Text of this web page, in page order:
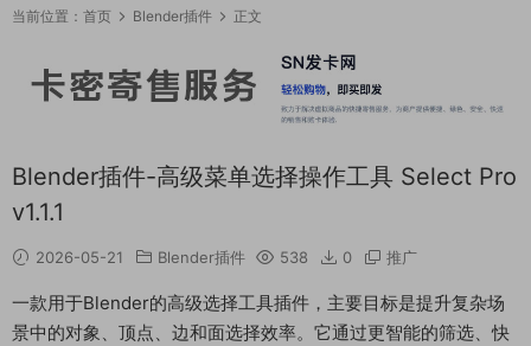
当前位置： 首页 Blender插件 正文
Blender插件-高级菜单选择操作工具 Select Pro
v1.1.1
2026-05-21 Blender插件 538 0 推广
一款用于Blender的高级选择工具插件，主要目标是提升复杂场
景中的对象、顶点、边和面选择效率。它通过更智能的筛选、快